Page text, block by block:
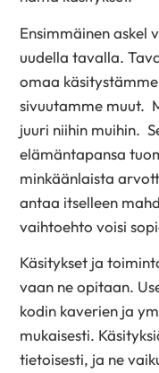
Ensimmäinen askel
uudella tavalla.
omaa
sivuutamme muut.
juuri niihin muihin.
elämäntapansa
minkäänlaista
antaa itselleen
vaihtoehto voisi
Käsitykset ja
vaan ne opitaan.
kodin kaverien ja
mukaisesti.
tietoisesti, ja ne